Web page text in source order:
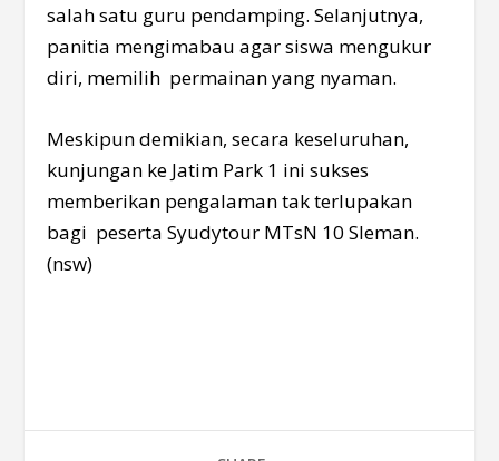
salah satu guru pendamping. Selanjutnya,
panitia mengimabau agar siswa mengukur
diri, memilih permainan yang nyaman.
Meskipun demikian, secara keseluruhan,
kunjungan ke Jatim Park 1 ini sukses
memberikan pengalaman tak terlupakan
bagi peserta Syudytour MTsN 10 Sleman.
(nsw)